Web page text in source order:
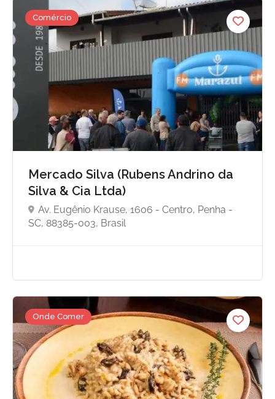
Comércio
Mercado Silva (Rubens Andrino da
Silva & Cia Ltda)
Av. Eugênio Krause, 1606 - Centro, Penha -
SC, 88385-003, Brasil
Onde Comer